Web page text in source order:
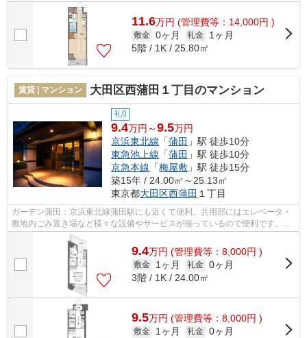
11.6万円 (管理費等：14,000円 )
敷金 0ヶ月 礼金
1ヶ月
5階 / 1K / 25.80㎡
賃貸 | マンション 大田区西蒲田１丁目のマンション
礼0
9.4万円～9.5万円
京浜東北線 「蒲田 」駅 徒歩10分
東急池上線 「蒲田 」駅 徒歩10分
京急本線 「梅屋敷 」駅 徒歩15分
築15年 / 24.00㎡～25.13㎡
東京都大田区西蒲田 １丁目
ガーデン蒲田：京浜東北線蒲田駅にも近くて便利。共用部にはエレベータ・
敷地内ごみ置き場など様々な設備やサービスが揃っているので便利です。こ
だわり派の方も満足度の高いデザイナ...
9.4万円 (管理費等：8,000円 )
敷金 1ヶ月 礼金 0ヶ月
3階 / 1K / 24.00㎡
9.5万円 (管理費等：8,000円 )
敷金 1ヶ月 礼金 0ヶ月